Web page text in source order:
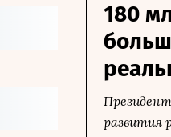
180
развития